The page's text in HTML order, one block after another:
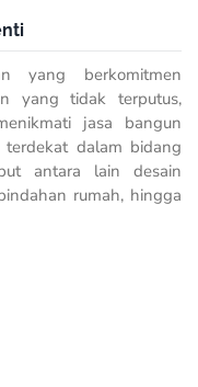
yang berkomitmen
yang tidak terputus,
jasa bangun
dalam bidang
antara lain desain
rumah, hingga